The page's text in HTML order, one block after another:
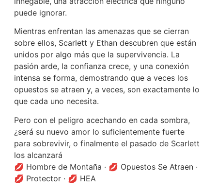
puede ignorar.
Mientras enfrentan las amenazas que se cierran
sobre ellos, Scarlett y Ethan descubren que están
unidos por algo más que la supervivencia. La
pasión arde, la confianza crece, y una conexión
intensa se forma, demostrando que a veces los
opuestos se atraen y, a veces, son exactamente lo
que cada uno necesita.
Pero con el peligro acechando en cada sombra,
¿será su nuevo amor lo suficientemente fuerte
para sobrevivir, o finalmente el pasado de Scarlett
los alcanzará
💋 Hombre de Montaña · 💋 Opuestos Se Atraen ·
💋 Protector · 💋 HEA